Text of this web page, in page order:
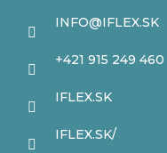
INFO@IFLEX.SK
+421 915 249 460
IFLEX.SK
IFLEX.SK/